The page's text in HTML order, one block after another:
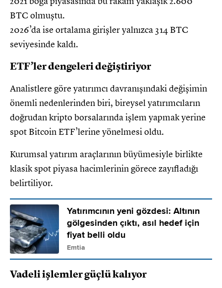
BTC olmuştu.
2026’da ise ortalama girişler yalnızca 314 BTC
seviyesinde kaldı.
ETF’ler dengeleri değiştiriyor
Analistlere göre yatırımcı davranışındaki değişimin
önemli nedenlerinden biri, bireysel yatırımcıların
doğrudan kripto borsalarında işlem yapmak yerine
spot Bitcoin ETF’lerine yönelmesi oldu.
Kurumsal yatırım araçlarının büyümesiyle birlikte
klasik spot piyasa hacimlerinin görece zayıfladığı
belirtiliyor.
Yatırımcının yeni gözdesi: Altının
gölgesinden çıktı, asıl hedef için
fiyat belli oldu
Emtia
Vadeli işlemler güçlü kalıyor